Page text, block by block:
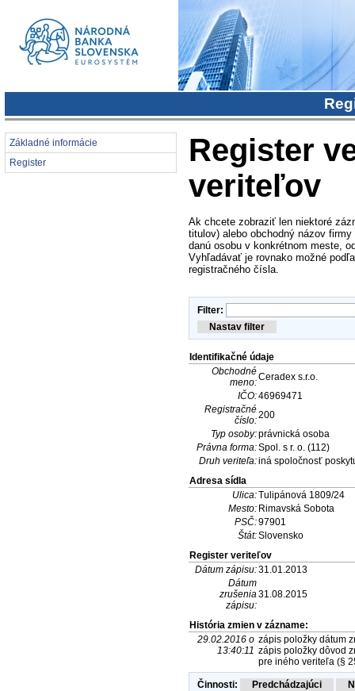
Základné informácie
Register
Register
veriteľov
Ak chcete zobraziť len niektoré
titulov) alebo obchodný názov
danú osobu v konkrétnom meste,
Vyhľadávať je rovnako možné
registračného čísla.
Filter:
Identifikačné údaje
Obchodné
meno:Ceradex s.r.o.
IČO:46969471
Registračné
číslo:200
Typ osoby:právnická osoba
Právna forma:Spol. s r. o. (112)
Druh veriteľa:iná spoločnosť
Adresa sídla
Ulica:Tulipánová 1809/24
Mesto: Rimavská Sobota
PSČ:97901
Štát:Slovensko
Register veriteľov
Dátum zápisu:31.01.2013
Dátum
zrušenia
zápisu:
31.08.2015
História zmien v zázname:
29.02.2016 o
13:40:11
zápis položky dátum
zápis položky dôvod
pre iného veriteľa (§
Činnosti: